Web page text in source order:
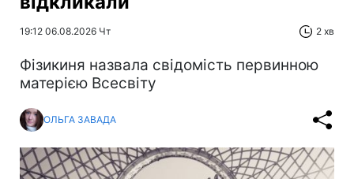
19:12 06.08.2026 Чт 2 хв
Фізикиня назвала свідомість первинною
матерією Всесвіту
ОЛЬГА ЗАВАДА